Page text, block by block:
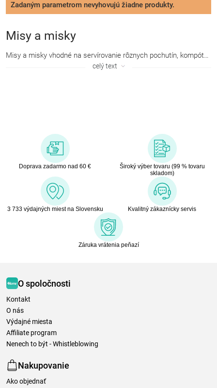
Zadaným parametrom nevyhovujú žiadne produkty.
Misy a misky
Misy a miskyvhodné na servírovanie rôznych pochutín, kompótov, šalátov i zmrzlín. Vyberte si misy a misky vo svojej obľúbenej farbe alebo napríklad v
celý text
Doprava zadarmo nad 60 €
Široký výber tovaru (99 % tovaru
skladom)
3 733 výdajných miest na Slovensku Kvalitný zákaznícky servis
Záruka vrátenia peňazí
O spoločnosti
Kontakt
O nás
Výdajné miesta
Affiliate program
Nenech to být - Whistleblowing
Nakupovanie
Ako objednať